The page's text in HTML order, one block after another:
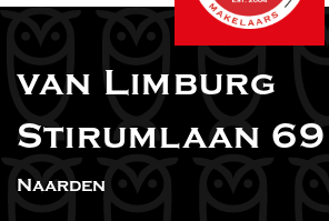
van Limburg
Stirumlaan 69
Naarden